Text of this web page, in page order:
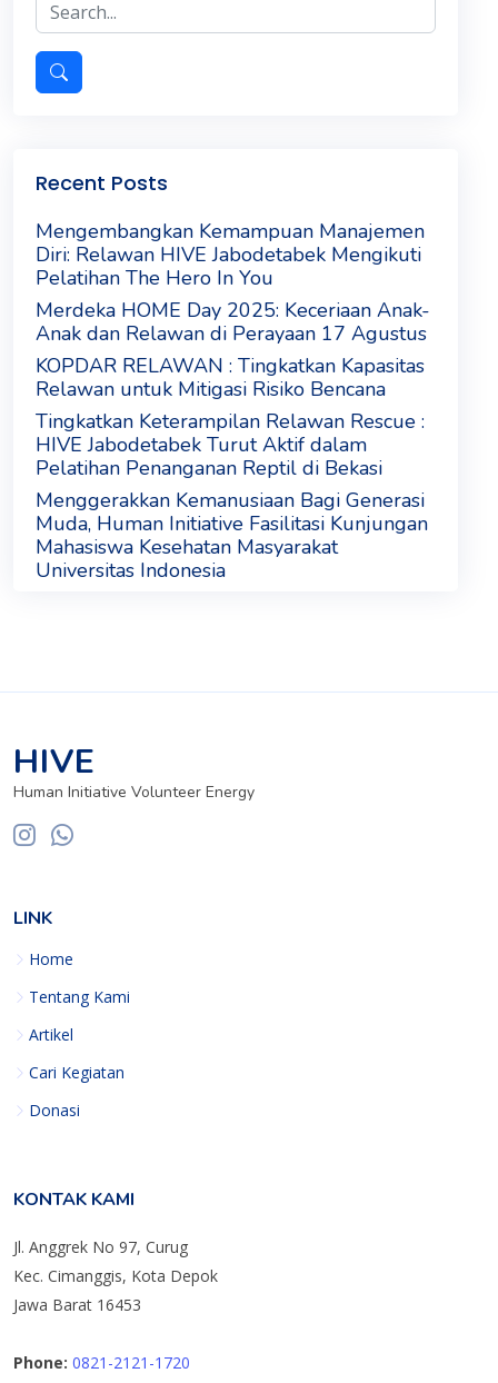
Recent Posts
Mengembangkan Kemampuan Manajemen
Diri: Relawan HIVE Jabodetabek Mengikuti
Pelatihan The Hero In You
Merdeka HOME Day 2025: Keceriaan Anak-
Anak dan Relawan di Perayaan 17 Agustus
KOPDAR RELAWAN : Tingkatkan Kapasitas
Relawan untuk Mitigasi Risiko Bencana
Tingkatkan Keterampilan Relawan Rescue :
HIVE Jabodetabek Turut Aktif dalam
Pelatihan Penanganan Reptil di Bekasi
Menggerakkan Kemanusiaan Bagi Generasi
Muda, Human Initiative Fasilitasi Kunjungan
Mahasiswa Kesehatan Masyarakat
Universitas Indonesia
HIVE
Human Initiative Volunteer Energy
LINK
Home
Tentang Kami
Artikel
Cari Kegiatan
Donasi
KONTAK KAMI
Jl. Anggrek No 97, Curug
Kec. Cimanggis, Kota Depok
Jawa Barat 16453
Phone: 0821-2121-1720